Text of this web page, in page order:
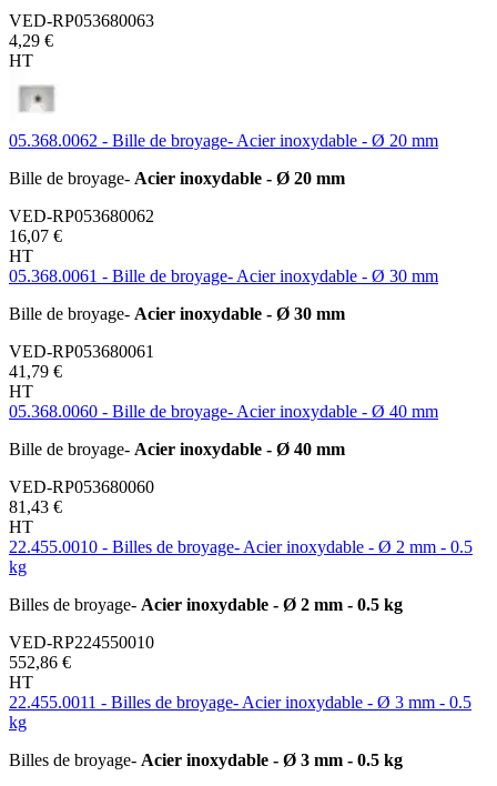
VED-RP053680063
4,29 €
HT
05.368.0062 - Bille de broyage- Acier inoxydable - Ø 20 mm
Bille de broyage- Acier inoxydable - Ø 20 mm
VED-RP053680062
16,07 €
HT
05.368.0061 - Bille de broyage- Acier inoxydable - Ø 30 mm
Bille de broyage- Acier inoxydable - Ø 30 mm
VED-RP053680061
41,79 €
HT
05.368.0060 - Bille de broyage- Acier inoxydable - Ø 40 mm
Bille de broyage- Acier inoxydable - Ø 40 mm
VED-RP053680060
81,43 €
HT
22.455.0010 - Billes de broyage- Acier inoxydable - Ø 2 mm - 0.5
kg
Billes de broyage- Acier inoxydable - Ø 2 mm - 0.5 kg
VED-RP224550010
552,86 €
HT
22.455.0011 - Billes de broyage- Acier inoxydable - Ø 3 mm - 0.5
kg
Billes de broyage- Acier inoxydable - Ø 3 mm - 0.5 kg